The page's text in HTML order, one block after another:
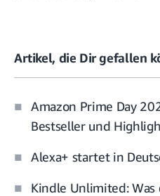
Artikel, die Dir gefallen
Amazon Prime Day
Bestseller und
Alexa+ startet in
Kindle Unlimited: Was